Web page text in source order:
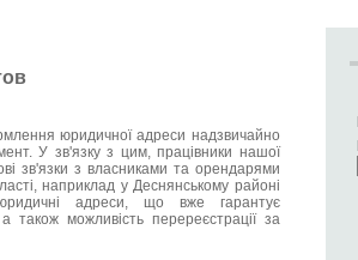
юридичної адреси надзвичайно
У зв'язку з цим, працівники нашої
зв'язки з власниками та орендарями
наприклад у Деснянському районі
адреси, що вже гарантує
а також можливість перереєстрації за